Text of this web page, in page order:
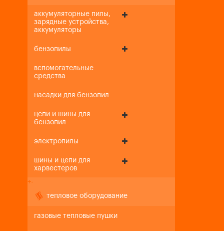
аккумуляторные пилы,
зарядные устройства,
аккумуляторы
бензопилы
вспомогательные
средства
насадки для бензопил
цепи и шины для
бензопил
электропилы
шины и цепи для
харвестеров
+-
тепловое оборудование
газовые тепловые пушки